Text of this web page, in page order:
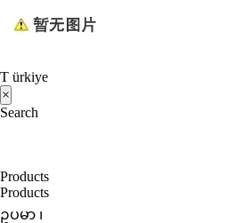
T ürkiye
×
Search
Products
Products
ဥပမာ ၊